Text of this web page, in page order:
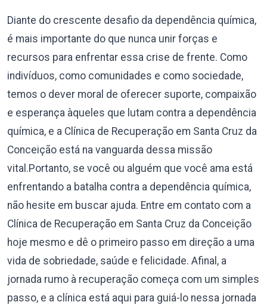
Diante do crescente desafio da dependência química,
é mais importante do que nunca unir forças e
recursos para enfrentar essa crise de frente. Como
indivíduos, como comunidades e como sociedade,
temos o dever moral de oferecer suporte, compaixão
e esperança àqueles que lutam contra a dependência
química, e a Clínica de Recuperação em Santa Cruz da
Conceição está na vanguarda dessa missão
vital.Portanto, se você ou alguém que você ama está
enfrentando a batalha contra a dependência química,
não hesite em buscar ajuda. Entre em contato com a
Clínica de Recuperação em Santa Cruz da Conceição
hoje mesmo e dê o primeiro passo em direção a uma
vida de sobriedade, saúde e felicidade. Afinal, a
jornada rumo à recuperação começa com um simples
passo, e a clínica está aqui para guiá-lo nessa jornada